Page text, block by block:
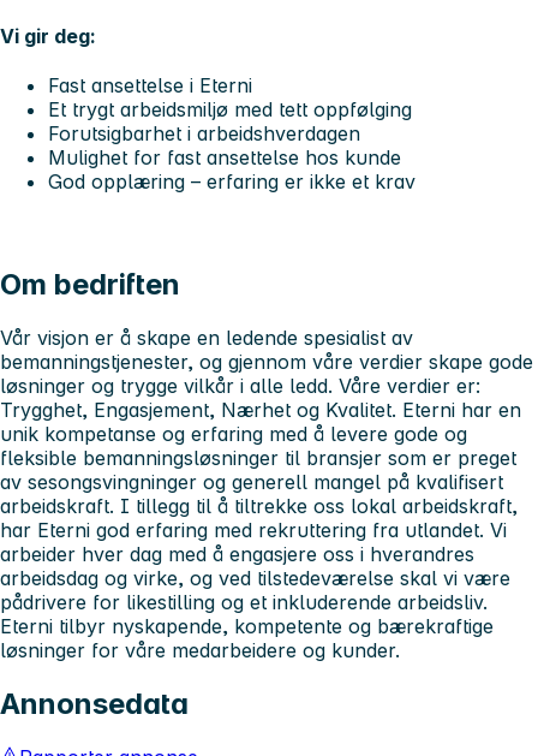
Vi gir deg:
Fast ansettelse i Eterni
Et trygt arbeidsmiljø med tett oppfølging
Forutsigbarhet i arbeidshverdagen
Mulighet for fast ansettelse hos kunde
God opplæring – erfaring er ikke et krav
Om bedriften
Vår visjon er å skape en ledende spesialist av
bemanningstjenester, og gjennom våre verdier skape gode
løsninger og trygge vilkår i alle ledd. Våre verdier er:
Trygghet, Engasjement, Nærhet og Kvalitet. Eterni har en
unik kompetanse og erfaring med å levere gode og
fleksible bemanningsløsninger til bransjer som er preget
av sesongsvingninger og generell mangel på kvalifisert
arbeidskraft. I tillegg til å tiltrekke oss lokal arbeidskraft,
har Eterni god erfaring med rekruttering fra utlandet. Vi
arbeider hver dag med å engasjere oss i hverandres
arbeidsdag og virke, og ved tilstedeværelse skal vi være
pådrivere for likestilling og et inkluderende arbeidsliv.
Eterni tilbyr nyskapende, kompetente og bærekraftige
løsninger for våre medarbeidere og kunder.
Annonsedata